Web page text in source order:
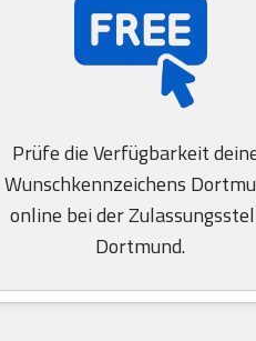
Prüfe die Verfügbarkeit
Wunschkennzeichens
online bei der
Dortmund.